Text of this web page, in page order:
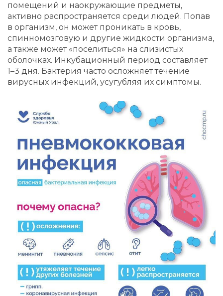
помещений и наокружающие предметы,
активно распространяется среди людей. Попав
в организм, он может проникать в кровь,
спинномозговую и другие жидкости организма,
а также может «поселиться» на слизистых
оболочках. Инкубационный период составляет
1–3 дня. Бактерия часто осложняет течение
вирусных инфекций, усугубляя их симптомы.